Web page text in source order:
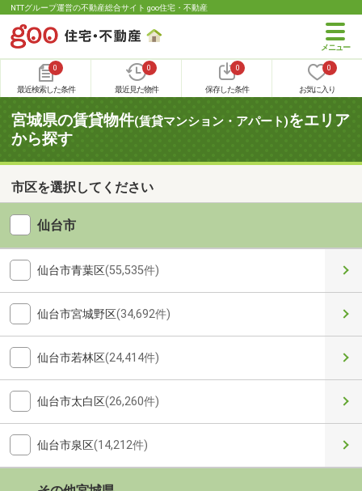
NTTグループ運営の不動産総合サイト goo住宅・不動産
0
最近検索した条件
0
最近見た物件
0
保存した条件
0
お気に入り
宮城県の賃貸物件(賃貸マンション・アパート)をエリア
から探す
市区を選択してください
仙台市
仙台市青葉区(55,535件)
仙台市宮城野区(34,692件)
仙台市若林区(24,414件)
仙台市太白区(26,260件)
仙台市泉区(14,212件)